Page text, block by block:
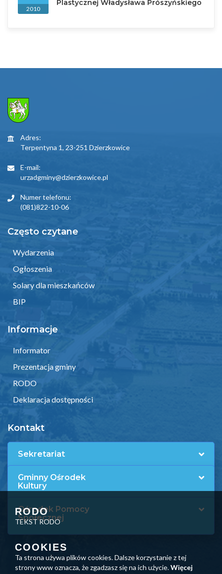
2010
Plastycznej Władysława Prószyńskiego
Adres:
Terpentyna 1, 23-251 Dzierzkowice
E-mail:
urzadgminy@dzierzkowice.pl
Numer telefonu:
(081)822-10-06
Często czytane
Wydarzenia
Ogłoszenia
Solary dla mieszkańców
BIP
Informacje
Informator
Prezentacja gminy
RODO
Deklaracja dostępności
Kontakt
Sekretariat
Gminny Ośrodek
Kultury
Ośrodek Pomocy
Społecznej
RODO
TEKST RODO
COOKIES
Ta strona używa plików cookies. Dalsze korzystanie z tej
strony www oznacza, że zgadzasz się na ich użycie.Więcej